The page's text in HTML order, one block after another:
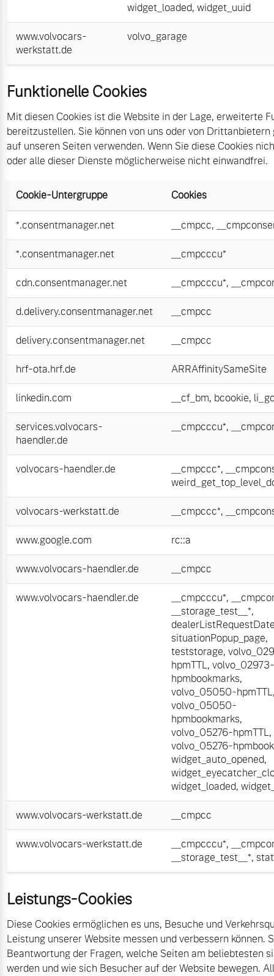
widget_loaded,widget_uuid
www.volvocars-
werkstatt.de
volvo_garage
Funktionelle Cookies
Mit diesen Cookies ist die Website in der Lage, erweiterte
bereitzustellen. Sie können von uns oder von
auf unseren Seiten verwenden. Wenn Sie diese Cookies
oder alle dieser Dienste möglicherweise nicht einwandfrei.
Cookie-Untergruppe Cookies
*.consentmanager.net __cmpcc,
*.consentmanager.net __cmpcccu*
cdn.consentmanager.net __cmpcccu*,
d.delivery.consentmanager.net __cmpcc
delivery.consentmanager.net __cmpcc
hrf-ota.hrf.de ARRAffinitySameSite
linkedin.com __cf_bm, bcookie,
services.volvocars-
haendler.de
__cmpcccu*,
volvocars-haendler.de __cmpccc*,
volvocars-werkstatt.de __cmpccc*,
www.google.com rc::a
www.volvocars-haendler.de __cmpcc
www.volvocars-haendler.de __cmpcccu*,
__storage_test__*,
situationPopup_page,
teststorage,
hpmTTL,
hpmbookmarks,
volvo_05050-hpmTTL
volvo_05050-
hpmbookmarks,
volvo_05276-hpmTTL,
volvo_05276-
widget_auto_opened,
widget_loaded,
www.volvocars-werkstatt.de __cmpcc
www.volvocars-werkstatt.de __cmpcccu*,
__storage_test__*,
Leistungs-Cookies
Diese Cookies ermöglichen es uns, Besuche und
Leistung unserer Website messen und verbessern können.
Beantwortung der Fragen, welche Seiten am beliebtesten
werden und wie sich Besucher auf der Website bewegen.